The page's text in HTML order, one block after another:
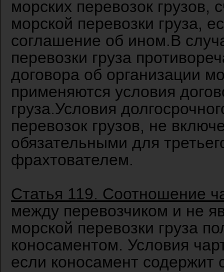
морских перевозок
морской перевозки груза,
соглашение об ином.В
перевозки груза
договора об организации
применяются условия
груза.Условия
перевозок грузов, не
обязательными для
фрахтователем.
Статья 119. Соотношение
между перевозчиком и не
морской перевозки груза
коносаментом. Условия
если коносамент содержит